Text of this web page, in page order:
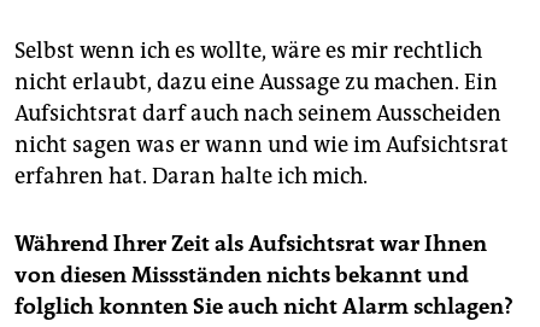
Selbst wenn ich es wollte, wäre es mir rechtlich
nicht erlaubt, dazu eine Aussage zu machen. Ein
Aufsichtsrat darf auch nach seinem Ausscheiden
nicht sagen was er wann und wie im Aufsichtsrat
erfahren hat. Daran halte ich mich.
Während Ihrer Zeit als Aufsichtsrat war Ihnen
von diesen Missständen nichts bekannt und
folglich konnten Sie auch nicht Alarm schlagen?